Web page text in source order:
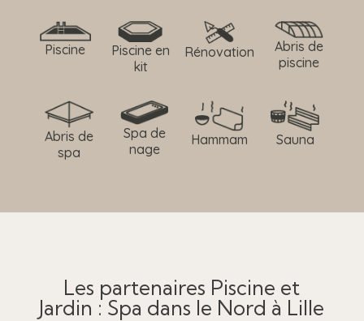
Piscine
Piscine en
kit
Rénovation
Abris de
piscine
Abris de
spa
Spa de
nage
Hammam Sauna
Les partenaires Piscine et
Jardin : Spa dans le Nord à Lille